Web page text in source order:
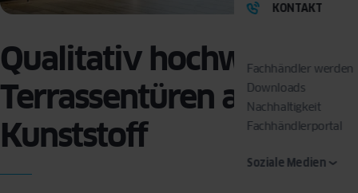
KONTAKT
Fachhändler werden
Downloads
Nachhaltigkeit
Fachhändlerportal
Soziale Medien
Qualitativ hochwertige
Terrassentüren aus
Kunststoff